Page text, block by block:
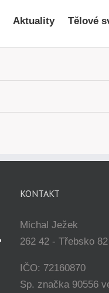
Aktuality Tělové
KONTAKT
Michal Ježek
262 42 - Třebsko 82
IČO: 72160870
Sp. značka 90556